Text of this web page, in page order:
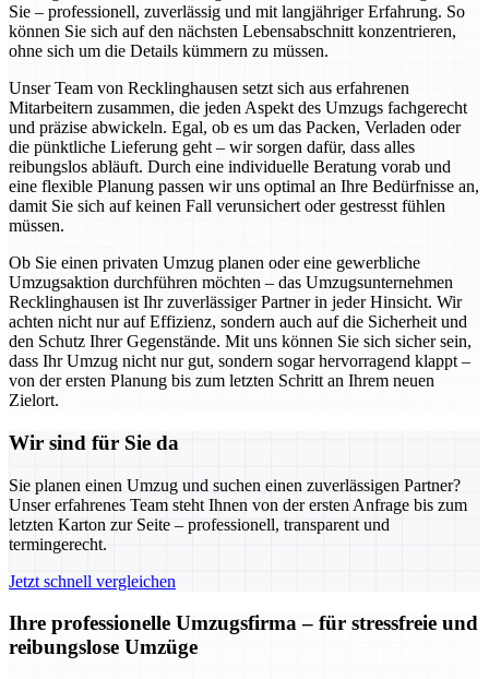
Sie – professionell, zuverlässig und mit langjähriger Erfahrung. So
können Sie sich auf den nächsten Lebensabschnitt konzentrieren,
ohne sich um die Details kümmern zu müssen.
Unser Team von Recklinghausen setzt sich aus erfahrenen
Mitarbeitern zusammen, die jeden Aspekt des Umzugs fachgerecht
und präzise abwickeln. Egal, ob es um das Packen, Verladen oder
die pünktliche Lieferung geht – wir sorgen dafür, dass alles
reibungslos abläuft. Durch eine individuelle Beratung vorab und
eine flexible Planung passen wir uns optimal an Ihre Bedürfnisse an,
damit Sie sich auf keinen Fall verunsichert oder gestresst fühlen
müssen.
Ob Sie einen privaten Umzug planen oder eine gewerbliche
Umzugsaktion durchführen möchten – das Umzugsunternehmen
Recklinghausen ist Ihr zuverlässiger Partner in jeder Hinsicht. Wir
achten nicht nur auf Effizienz, sondern auch auf die Sicherheit und
den Schutz Ihrer Gegenstände. Mit uns können Sie sich sicher sein,
dass Ihr Umzug nicht nur gut, sondern sogar hervorragend klappt –
von der ersten Planung bis zum letzten Schritt an Ihrem neuen
Zielort.
Wir sind für Sie da
Sie planen einen Umzug und suchen einen zuverlässigen Partner?
Unser erfahrenes Team steht Ihnen von der ersten Anfrage bis zum
letzten Karton zur Seite – professionell, transparent und
termingerecht.
Jetzt schnell vergleichen
Ihre professionelle Umzugsfirma – für stressfreie und
reibungslose Umzüge